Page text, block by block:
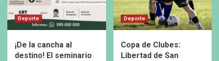
Deporte
¡De la cancha al
destino! El seminario
Deporte
Copa de Clubes:
Libertad de San